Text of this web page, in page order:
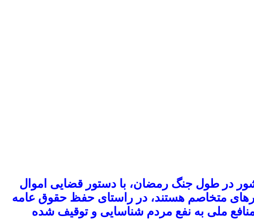
در طول جنگ رمضان، با دستور قضایی اموال
متخاصم هستند، در راستای حفظ حقوق عامه
ملی به نفع مردم شناسایی و توقیف شده